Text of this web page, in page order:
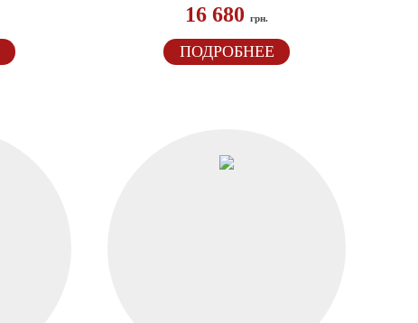
16 680 грн.
ПОДРОБНЕЕ